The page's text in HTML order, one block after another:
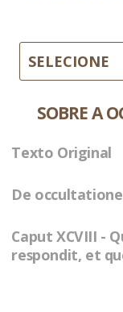
SELECIONE
SOBRE A
Texto Original
De
Caput XCVIII -
respondit, et